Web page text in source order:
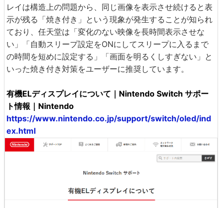
レイは構造上の問題から、同じ画像を表示させ続けると表
示が残る「焼き付き」という現象が発生することが知られ
ており、任天堂は「変化のない映像を長時間表示させな
い」「自動スリープ設定をONにしてスリープに入るまで
の時間を短めに設定する」「画面を明るくしすぎない」と
いった焼き付き対策をユーザーに推奨しています。
有機ELディスプレイについて｜Nintendo Switch サポー
ト情報｜Nintendo
https://www.nintendo.co.jp/support/switch/oled/ind
ex.html